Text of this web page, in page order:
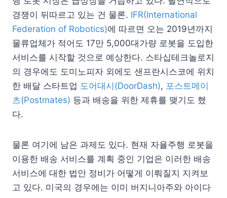
경쟁이 뒤따르고 있는 건 물론. IFR(International
Federation of Robotics)에 따르면 오는 2019년까지
물류업체가 적어도 17만 5,000대가량 로봇을 도입한
서비스를 시작할 것으로 예상한다. 스타십테크놀로지
의 경우에도 도미노피자 외에도 샌프란시스코에 위치
한 배달 스타트업 도어대시(DoorDash), 포스트메이
츠(Postmates) 등과 배송을 위한 제휴를 맺기도 했
다.
물론 여기에 남은 과제도 있다. 현재 자율주행 로봇을
이용한 배송 서비스를 계획 중인 기업은 이러한 배송
서비스에 대한 법안 정비가 어떻게 이뤄질지 지켜보
고 있다. 미국의 경우에는 이미 버지니아주와 아이다